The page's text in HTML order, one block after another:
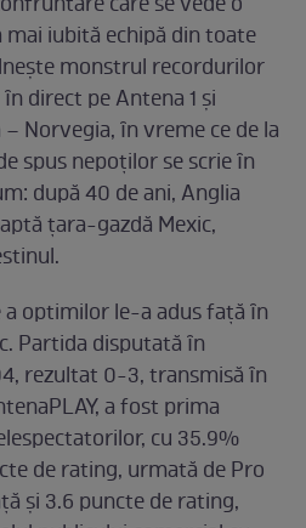
mai iubită echipă din toate
monstrul recordurilor
direct pe Antena 1 și
Norvegia, ȋn vreme ce de la
spus nepoţilor se scrie ȋn
după 40 de ani, Anglia
ţara-gazdă Mexic,
optimilor le-a adus faţă ȋn
Partida disputată ȋn
rezultat 0-3, transmisă ȋn
a fost prima
cu 35.9%
de rating, urmată de Pro
și 3.6 puncte de rating,